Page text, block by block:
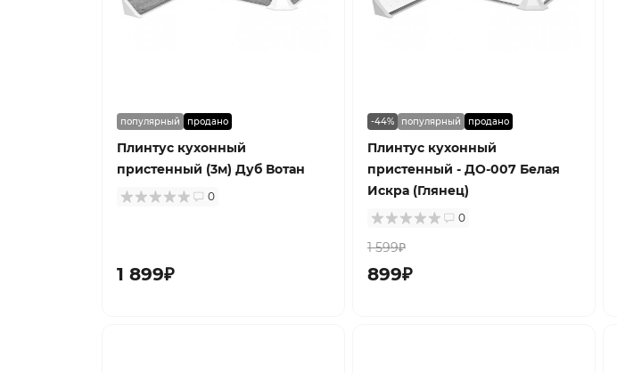
популярный продано
Плинтус кухонный
пристенный (3м) Дуб Вотан
0
1 899₽
-44% популярный продано
Плинтус кухонный
пристенный - ДО-007 Белая
Искра (Глянец)
0
1 599₽
899₽